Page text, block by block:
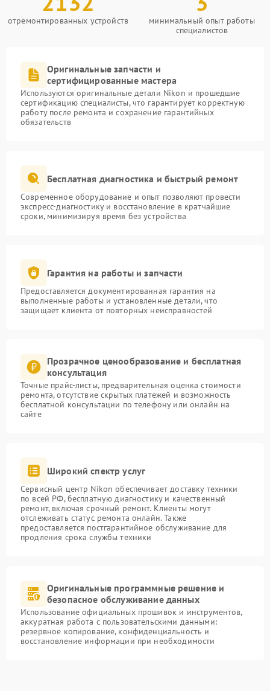
отремонтированных устройств
минимальный опыт работы
специалистов
Оригинальные запчасти и
сертифицированные мастера
Используются оригинальные детали Nikon и прошедшие
сертификацию специалисты, что гарантирует корректную
работу после ремонта и сохранение гарантийных
обязательств
Бесплатная диагностика и быстрый ремонт
Современное оборудование и опыт позволяют провести
экспресс-диагностику и восстановление в кратчайшие
сроки, минимизируя время без устройства
Гарантия на работы и запчасти
Предоставляется документированная гарантия на
выполненные работы и установленные детали, что
защищает клиента от повторных неисправностей
Прозрачное ценообразование и бесплатная
консультация
Точные прайс-листы, предварительная оценка стоимости
ремонта, отсутствие скрытых платежей и возможность
бесплатной консультации по телефону или онлайн на
сайте
Широкий спектр услуг
Сервисный центр Nikon обеспечивает доставку техники
по всей РФ, бесплатную диагностику и качественный
ремонт, включая срочный ремонт. Клиенты могут
отслеживать статус ремонта онлайн. Также
предоставляется постгарантийное обслуживание для
продления срока службы техники
Оригинальные программные решение и
безопасное обслуживание данных
Использование официальных прошивок и инструментов,
аккуратная работа с пользовательскими данными:
резервное копирование, конфиденциальность и
восстановление информации при необходимости